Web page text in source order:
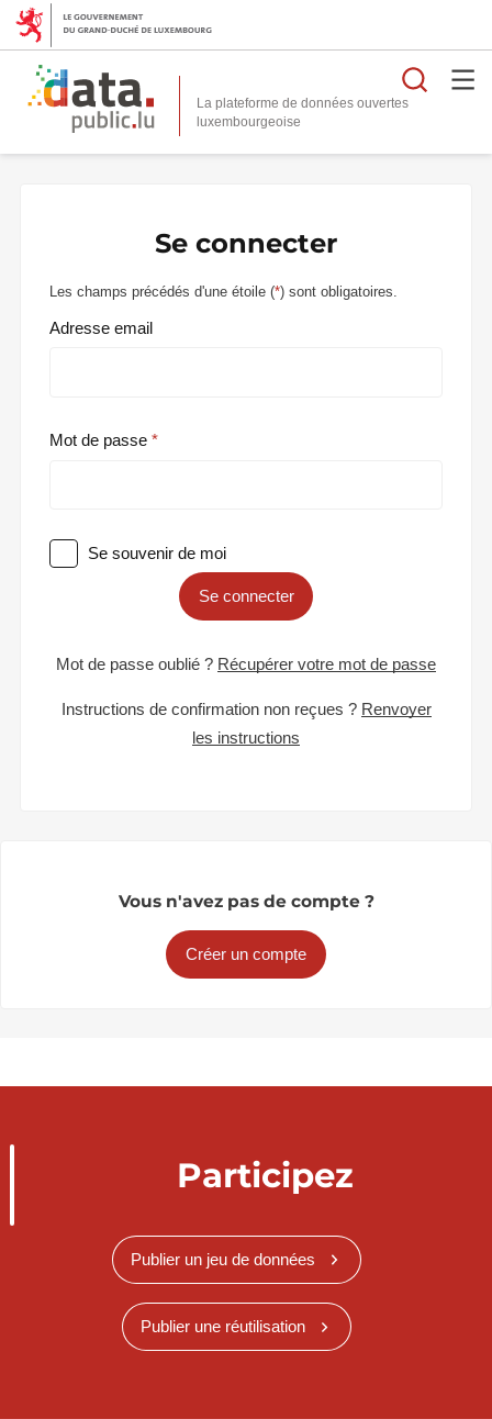
La plateforme de données ouvertes
Se connecter
Les champs précédés d'une étoile (*) sont obligatoires.
Adresse email
Mot de passe
Se souvenir de moi
Se connecter
Mot de passe oublié ? Récupérer votre mot de passe
Instructions de confirmation non reçues ? Renvoyer
les instructions
Vous n'avez pas de compte ?
Créer un compte
Participez
Publier un jeu de données
Publier une réutilisation